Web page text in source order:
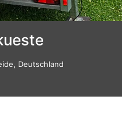
Deutschland